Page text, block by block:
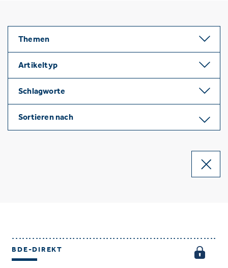
Themen
Artikeltyp
Schlagworte
Sortieren nach
BDE-DIREKT